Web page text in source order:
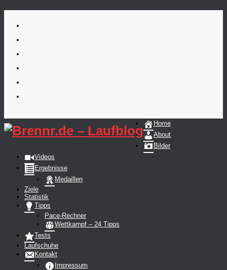
content
Home
About
Bilder
Videos
Ergebnisse
Medaillen
Ziele
Statistik
Tipps
Pace-Rechner
Wettkampf – 24 Tipps
Tests
Laufschuhe
Kontakt
Impressum